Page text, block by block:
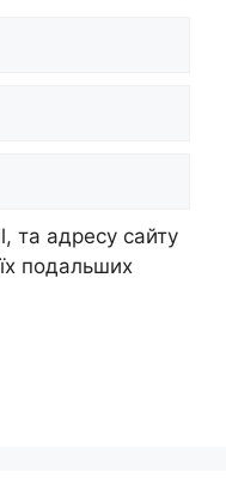
та адресу сайту
подальших